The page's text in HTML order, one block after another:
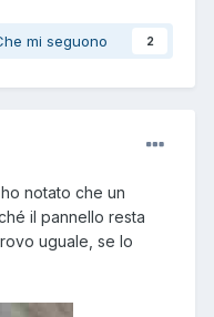
mi seguono 2
notato che un
il pannello resta
uguale, se lo